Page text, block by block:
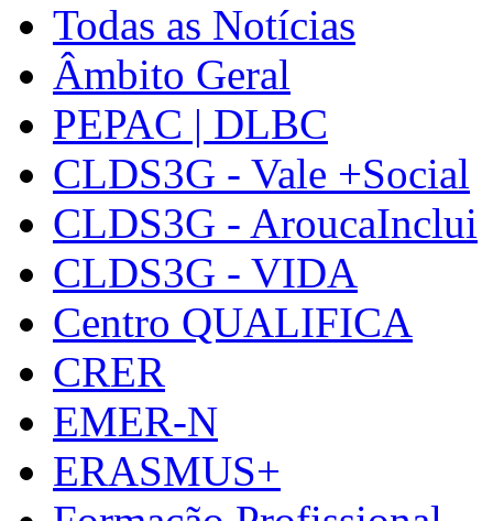
Todas as Notícias
Âmbito Geral
PEPAC | DLBC
CLDS3G - Vale +Social
CLDS3G - AroucaInclui
CLDS3G - VIDA
Centro QUALIFICA
CRER
EMER-N
ERASMUS+